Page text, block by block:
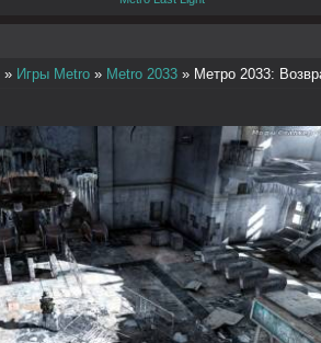
» Игры Metro » Metro 2033 » Метро 2033: